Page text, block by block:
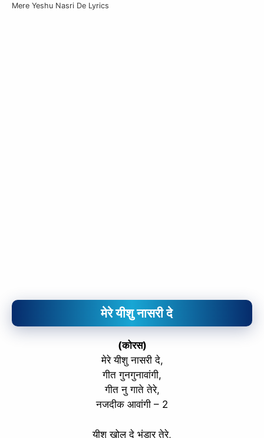
Mere Yeshu Nasri De Lyrics
मेरे यीशु नासरी दे
(कोरस)
मेरे यीशु नासरी दे,
गीत गुनगुनावांगी,
गीत नु गाते तेरे,
नजदीक आवांगी – 2
यीशु खोल दे भंडार तेरे,